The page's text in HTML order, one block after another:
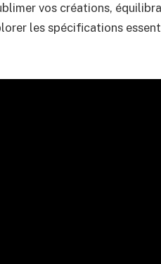
vos créations,
les spécifications